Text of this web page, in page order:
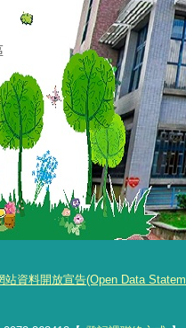
站資料開放宣告(Open Data